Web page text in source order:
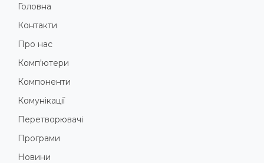
Головна
Контакти
Про нас
Комп'ютери
Компоненти
Комунікації
Перетворювачі
Програми
Новини